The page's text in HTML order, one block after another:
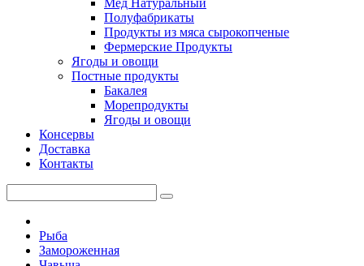
Мед Натуральный
Полуфабрикаты
Продукты из мяса сырокопченые
Фермерские Продукты
Ягоды и овощи
Постные продукты
Бакалея
Морепродукты
Ягоды и овощи
Консервы
Доставка
Контакты
Рыба
Замороженная